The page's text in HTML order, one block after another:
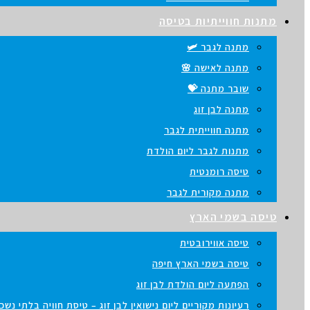
מתנות חווייתיות בטיסה
מתנה לגבר 🛩️
מתנה לאישה 🌸
שובר מתנה 💝
מתנה לבן זוג
מתנה חווייתית לגבר
מתנות לגבר ליום הולדת
טיסה רומנטית
מתנה מקורית לגבר
טיסה בשמי הארץ
טיסה אווירובטית
טיסה בשמי הארץ חיפה
הפתעה ליום הולדת לבן זוג
רעיונות מקוריים ליום נישואין לבן זוג – טיסת חוויה בלתי